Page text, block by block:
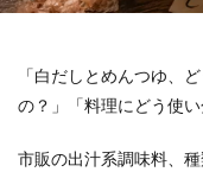
「白だしとめんつゆ、
の？」「料理にどう使い
市販の出汁系調味料、